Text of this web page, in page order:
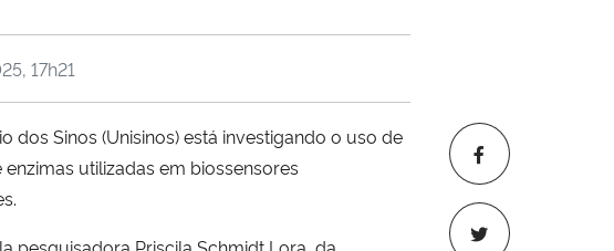
17h21
dos Sinos (Unisinos) está investigando o uso de
utilizadas em biossensores
pesquisadora Priscila Schmidt Lora, da